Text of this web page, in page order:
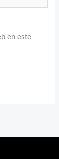
en este